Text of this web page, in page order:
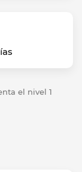
el nivel 1